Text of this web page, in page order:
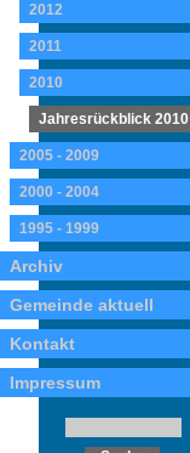
2012
2011
2010
Jahresrückblick 2010
2005 - 2009
2000 - 2004
1995 - 1999
Archiv
Gemeinde aktuell
Kontakt
Impressum